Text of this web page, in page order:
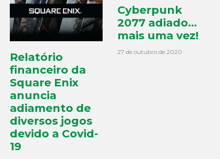
Relatório
financeiro da
Square Enix
anuncia
adiamento de
diversos jogos
devido a Covid-
19
Cyberpunk
2077 adiado…
mais uma vez!
27 de outubro de 2020